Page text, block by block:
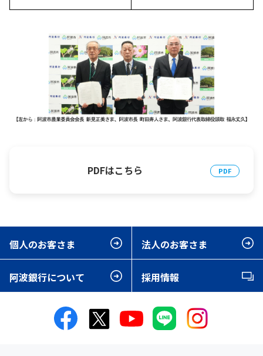
PDFはこちら
個人のお客さま 法人のお客さま
阿波銀行について 採用情報